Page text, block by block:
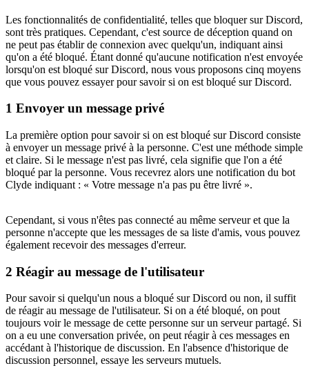
Les fonctionnalités de confidentialité, telles que bloquer sur Discord,
sont très pratiques. Cependant, c'est source de déception quand on
ne peut pas établir de connexion avec quelqu'un, indiquant ainsi
qu'on a été bloqué. Étant donné qu'aucune notification n'est envoyée
lorsqu'on est bloqué sur Discord, nous vous proposons cinq moyens
que vous pouvez essayer pour savoir si on est bloqué sur Discord.
1 Envoyer un message privé
La première option pour savoir si on est bloqué sur Discord consiste
à envoyer un message privé à la personne. C'est une méthode simple
et claire. Si le message n'est pas livré, cela signifie que l'on a été
bloqué par la personne. Vous recevrez alors une notification du bot
Clyde indiquant : « Votre message n'a pas pu être livré ».
Cependant, si vous n'êtes pas connecté au même serveur et que la
personne n'accepte que les messages de sa liste d'amis, vous pouvez
également recevoir des messages d'erreur.
2 Réagir au message de l'utilisateur
Pour savoir si quelqu'un nous a bloqué sur Discord ou non, il suffit
de réagir au message de l'utilisateur. Si on a été bloqué, on pout
toujours voir le message de cette personne sur un serveur partagé. Si
on a eu une conversation privée, on peut réagir à ces messages en
accédant à l'historique de discussion. En l'absence d'historique de
discussion personnel, essaye les serveurs mutuels.